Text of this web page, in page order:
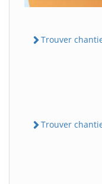
Trouver
Trouver